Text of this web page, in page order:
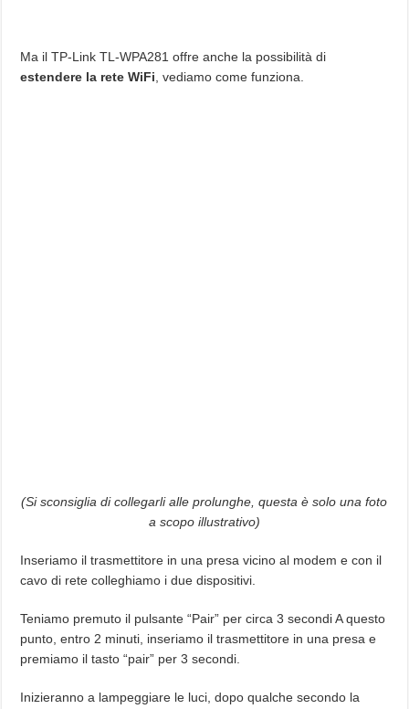
Ma il TP-Link TL-WPA281 offre anche la possibilità di
estendere la rete WiFi , vediamo come funziona.
(Si sconsiglia di collegarli alle prolunghe, questa è solo una foto
a scopo illustrativo)
Inseriamo il trasmettitore in una presa vicino al modem e con il
cavo di rete colleghiamo i due dispositivi.
Teniamo premuto il pulsante “Pair” per circa 3 secondi A questo
punto, entro 2 minuti, inseriamo il trasmettitore in una presa e
premiamo il tasto “pair” per 3 secondi.
Inizieranno a lampeggiare le luci, dopo qualche secondo la